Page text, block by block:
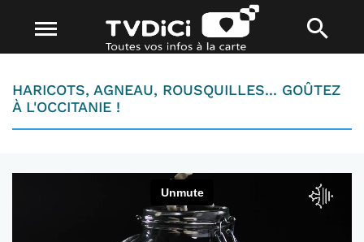
HARICOTS, AGNEAU, ROUSQUILLES... GOÛTEZ
À L'OCCITANIE !